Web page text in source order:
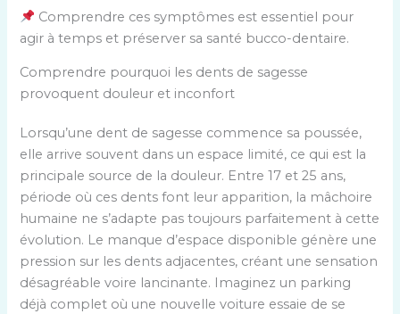
Comprendre ces symptômes est essentiel pour
agir à temps et préserver sa santé bucco-dentaire.
Comprendre pourquoi les dents de sagesse
provoquent douleur et inconfort
Lorsqu’une dent de sagesse commence sa poussée,
elle arrive souvent dans un espace limité, ce qui est la
principale source de la douleur. Entre 17 et 25 ans,
période où ces dents font leur apparition, la mâchoire
humaine ne s’adapte pas toujours parfaitement à cette
évolution. Le manque d’espace disponible génère une
pression sur les dents adjacentes, créant une sensation
désagréable voire lancinante. Imaginez un parking
déjà complet où une nouvelle voiture essaie de se